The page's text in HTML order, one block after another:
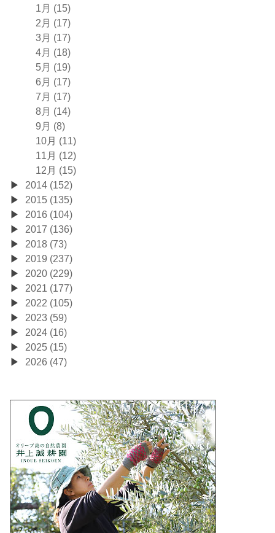
1月 (15)
2月 (17)
3月 (17)
4月 (18)
5月 (19)
6月 (17)
7月 (17)
8月 (14)
9月 (8)
10月 (11)
11月 (12)
12月 (15)
2014 (152)
2015 (135)
2016 (104)
2017 (136)
2018 (73)
2019 (237)
2020 (229)
2021 (177)
2022 (105)
2023 (59)
2024 (16)
2025 (15)
2026 (47)